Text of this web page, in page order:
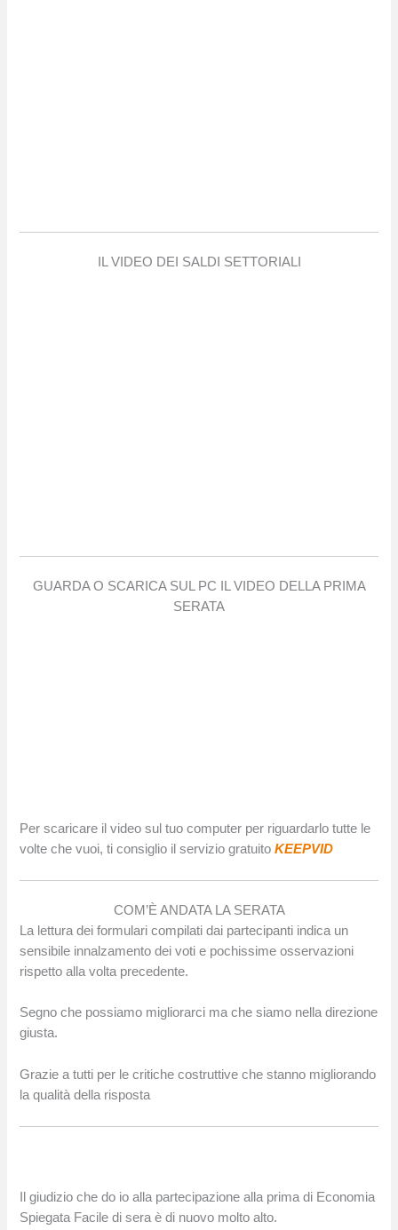
IL VIDEO DEI SALDI SETTORIALI
GUARDA O SCARICA SUL PC IL VIDEO DELLA PRIMA
SERATA
Per scaricare il video sul tuo computer per riguardarlo tutte le
volte che vuoi, ti consiglio il servizio gratuitoKEEPVID
COM’È ANDATA LA SERATA
La lettura dei formulari compilati dai partecipanti indica un
sensibile innalzamento dei voti e pochissime osservazioni
rispetto alla volta precedente.
Segno che possiamo migliorarci ma che siamo nella direzione
giusta.
Grazie a tutti per le critiche costruttive che stanno migliorando
la qualità della risposta
Il giudizio che do io alla partecipazione alla prima di Economia
Spiegata Facile di sera è di nuovo molto alto.